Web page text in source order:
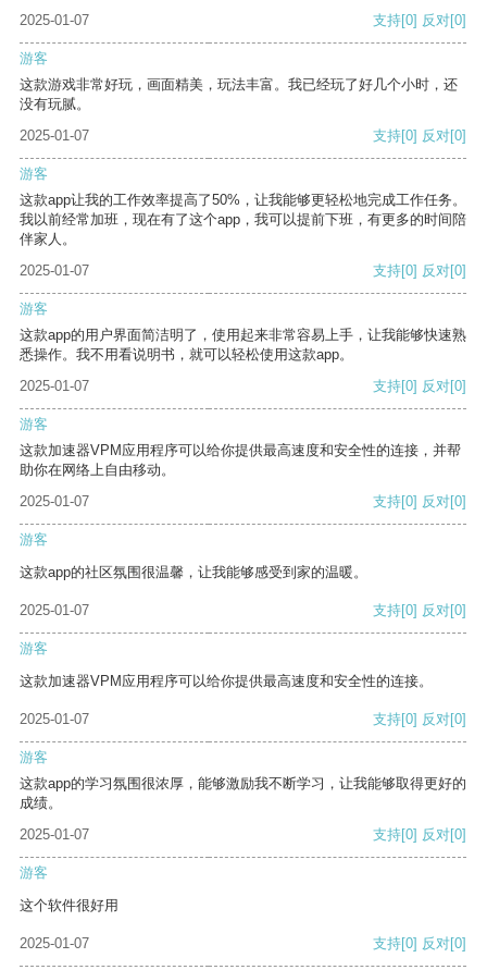
2025-01-07 支持[0] 反对[0]
游客
这款游戏非常好玩，画面精美，玩法丰富。我已经玩了好几个小时，还
没有玩腻。
2025-01-07
支持[0] 反对[0]
游客
这款app让我的工作效率提高了50%，让我能够更轻松地完成工作任务。
我以前经常加班，现在有了这个app，我可以提前下班，有更多的时间陪
伴家人。
2025-01-07
支持[0] 反对[0]
游客
这款app的用户界面简洁明了，使用起来非常容易上手，让我能够快速熟
悉操作。我不用看说明书，就可以轻松使用这款app。
2025-01-07
支持[0] 反对[0]
游客
这款加速器VPM应用程序可以给你提供最高速度和安全性的连接，并帮
助你在网络上自由移动。
2025-01-07
支持[0] 反对[0]
游客
这款app的社区氛围很温馨，让我能够感受到家的温暖。
2025-01-07 支持[0] 反对[0]
游客
这款加速器VPM应用程序可以给你提供最高速度和安全性的连接。
2025-01-07 支持[0] 反对[0]
游客
这款app的学习氛围很浓厚，能够激励我不断学习，让我能够取得更好的
成绩。
2025-01-07
支持[0] 反对[0]
游客
这个软件很好用
2025-01-07 支持[0] 反对[0]